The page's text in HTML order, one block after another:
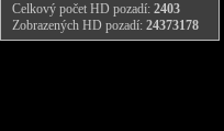
Celkový počet HD pozadí: 2403
Zobrazených HD pozadí: 24373178